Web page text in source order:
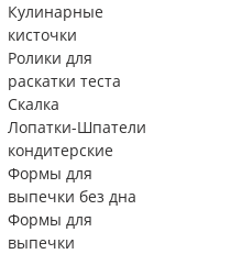
Кулинарные
кисточки
Ролики для
раскатки теста
Скалка
Лопатки-Шпатели
кондитерские
Формы для
выпечки без дна
Формы для
выпечки